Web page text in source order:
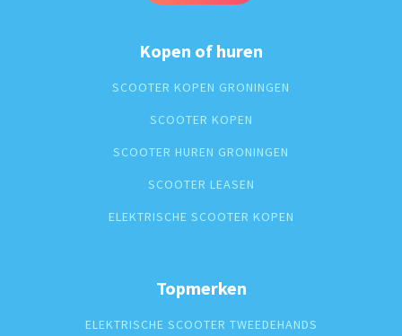
Kopen of huren
SCOOTER KOPEN GRONINGEN
SCOOTER KOPEN
SCOOTER HUREN GRONINGEN
SCOOTER LEASEN
ELEKTRISCHE SCOOTER KOPEN
Topmerken
ELEKTRISCHE SCOOTER TWEEDEHANDS